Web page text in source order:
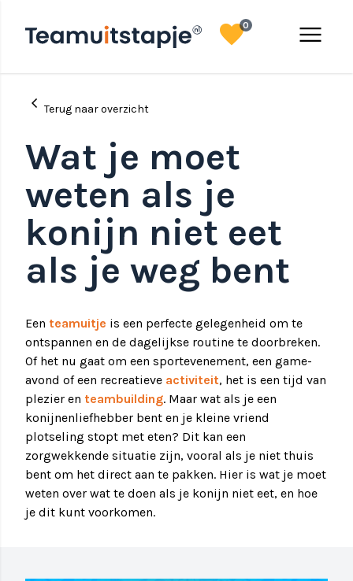
menu
favorite0
chevron_left Terug naar overzicht
Wat je moet
weten als je
konijn niet eet
als je weg bent
Een teamuitje is een perfecte gelegenheid om te
ontspannen en de dagelijkse routine te doorbreken.
Of het nu gaat om een sportevenement, een game-
avond of een recreatieve activiteit, het is een tijd van
plezier en teambuilding. Maar wat als je een
konijnenliefhebber bent en je kleine vriend
plotseling stopt met eten? Dit kan een
zorgwekkende situatie zijn, vooral als je niet thuis
bent om het direct aan te pakken. Hier is wat je moet
weten over wat te doen als je konijn niet eet, en hoe
je dit kunt voorkomen.